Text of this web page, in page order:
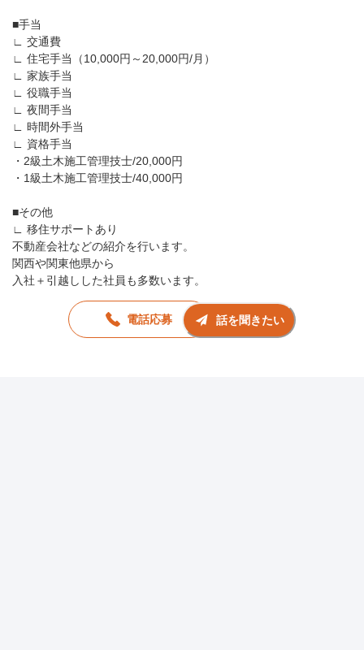
■手当
∟ 交通費
∟ 住宅手当（10,000円～20,000円/月）
∟ 家族手当
∟ 役職手当
∟ 夜間手当
∟ 時間外手当
∟ 資格手当
・2級土木施工管理技士/20,000円
・1級土木施工管理技士/40,000円
■その他
∟ 移住サポートあり
不動産会社などの紹介を行います。
関西や関東他県から
入社＋引越しした社員も多数います。
電話応募 話を聞きたい